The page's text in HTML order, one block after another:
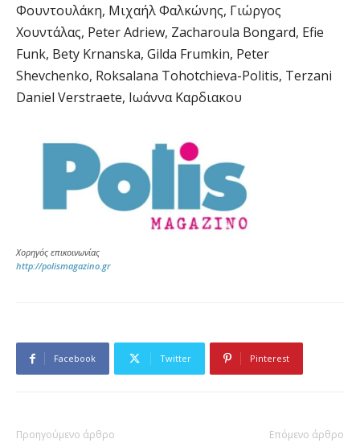
Φουντουλάκη, Μιχαήλ Φαλκώνης, Γιώργος
Χουντάλας, Peter Adriew, Zacharoula Bongard, Efie
Funk, Bety Krnanska, Gilda Frumkin, Peter
Shevchenko, Roksalana Tohotchieva-Politis, Terzani
Daniel Verstraete, Ιωάννα Καρδιακου
Χορηγός επικοινωνίας
http://polismagazino.gr
Facebook Twitter Pinterest
Προηγούμενο άρθρο Επόμενο άρθρο